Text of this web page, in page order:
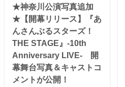
★神奈川公演写真追加
★【開幕リリース】『あ
んさんぶるスターズ！
THE STAGE』-10th
Anniversary LIVE- 開
幕舞台写真＆キャストコ
メントが公開！